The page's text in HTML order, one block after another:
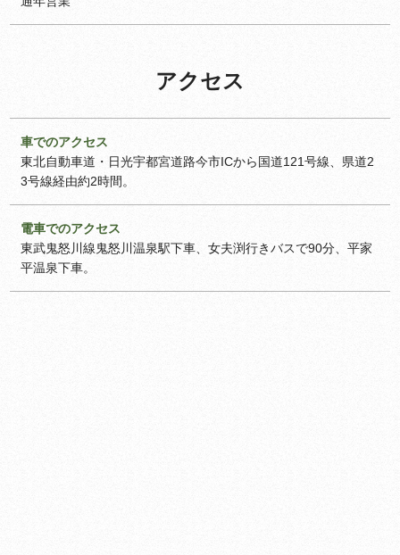
アクセス
車でのアクセス
東北自動車道・日光宇都宮道路今市ICから国道121号線、県道2
3号線経由約2時間。
電車でのアクセス
東武鬼怒川線鬼怒川温泉駅下車、女夫渕行きバスで90分、平家
平温泉下車。